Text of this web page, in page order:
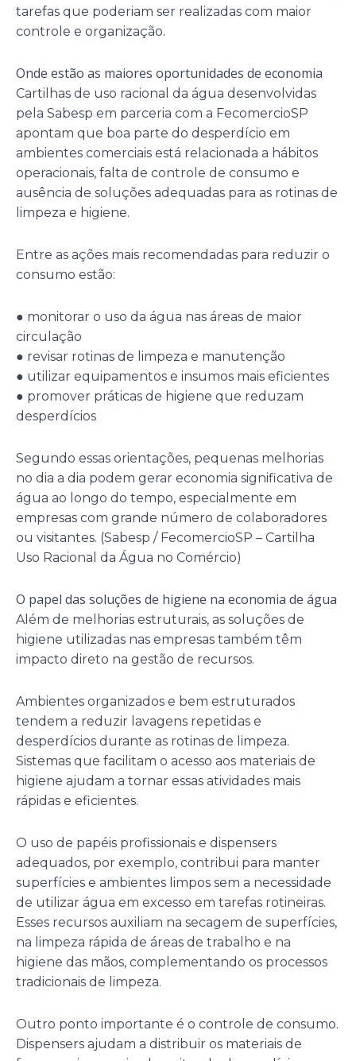
tarefas que poderiam ser realizadas com maior
controle e organização.
Onde estão as maiores oportunidades de economia
Cartilhas de uso racional da água desenvolvidas
pela Sabesp em parceria com a FecomercioSP
apontam que boa parte do desperdício em
ambientes comerciais está relacionada a hábitos
operacionais, falta de controle de consumo e
ausência de soluções adequadas para as rotinas de
limpeza e higiene.
Entre as ações mais recomendadas para reduzir o
consumo estão:
● monitorar o uso da água nas áreas de maior
circulação
● revisar rotinas de limpeza e manutenção
● utilizar equipamentos e insumos mais eficientes
● promover práticas de higiene que reduzam
desperdícios
Segundo essas orientações, pequenas melhorias
no dia a dia podem gerar economia significativa de
água ao longo do tempo, especialmente em
empresas com grande número de colaboradores
ou visitantes. (Sabesp / FecomercioSP – Cartilha
Uso Racional da Água no Comércio)
O papel das soluções de higiene na economia de água
Além de melhorias estruturais, as soluções de
higiene utilizadas nas empresas também têm
impacto direto na gestão de recursos.
Ambientes organizados e bem estruturados
tendem a reduzir lavagens repetidas e
desperdícios durante as rotinas de limpeza.
Sistemas que facilitam o acesso aos materiais de
higiene ajudam a tornar essas atividades mais
rápidas e eficientes.
O uso de papéis profissionais e dispensers
adequados, por exemplo, contribui para manter
superfícies e ambientes limpos sem a necessidade
de utilizar água em excesso em tarefas rotineiras.
Esses recursos auxiliam na secagem de superfícies,
na limpeza rápida de áreas de trabalho e na
higiene das mãos, complementando os processos
tradicionais de limpeza.
Outro ponto importante é o controle de consumo.
Dispensers ajudam a distribuir os materiais de